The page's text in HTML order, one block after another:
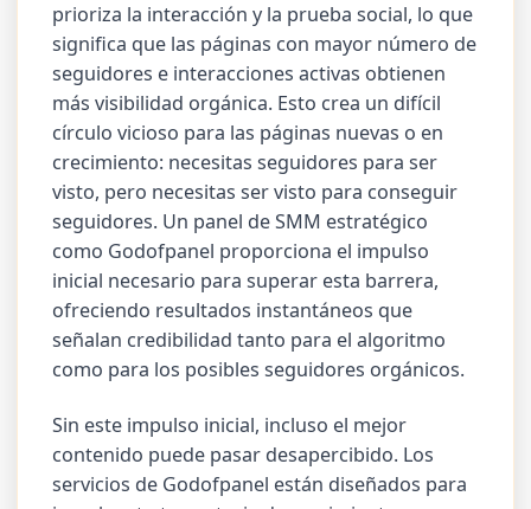
prioriza la interacción y la prueba social, lo que
significa que las páginas con mayor número de
seguidores e interacciones activas obtienen
más visibilidad orgánica. Esto crea un difícil
círculo vicioso para las páginas nuevas o en
crecimiento: necesitas seguidores para ser
visto, pero necesitas ser visto para conseguir
seguidores. Un panel de SMM estratégico
como Godofpanel proporciona el impulso
inicial necesario para superar esta barrera,
ofreciendo resultados instantáneos que
señalan credibilidad tanto para el algoritmo
como para los posibles seguidores orgánicos.
Sin este impulso inicial, incluso el mejor
contenido puede pasar desapercibido. Los
servicios de Godofpanel están diseñados para